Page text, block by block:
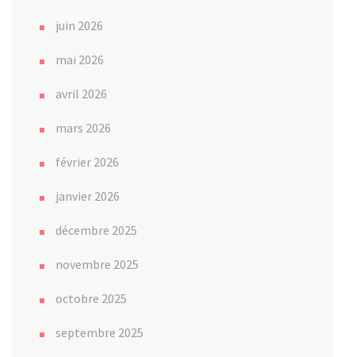
juin 2026
mai 2026
avril 2026
mars 2026
février 2026
janvier 2026
décembre 2025
novembre 2025
octobre 2025
septembre 2025